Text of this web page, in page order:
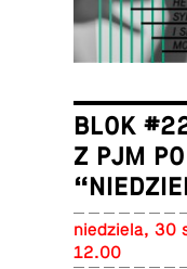
BLOK
Z PJM
nie­dzie­la, 30
12.00